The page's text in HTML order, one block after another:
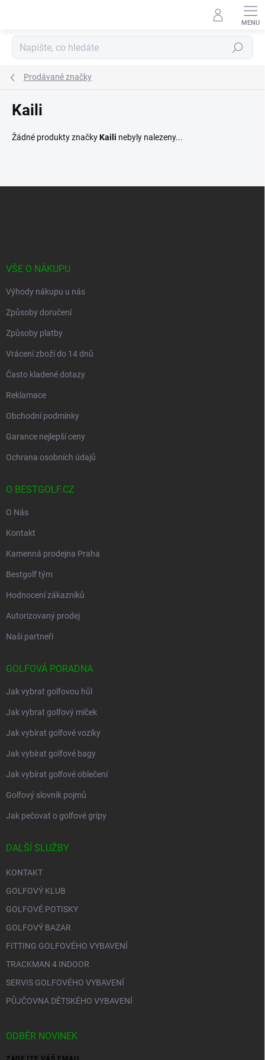
Hledat
Prodávané značky
Kaili
Žádné produkty značkyKaili nebyly nalezeny...
VŠE O NÁKUPU
Výhody nákupu u nás
Způsoby doručení
Způsoby platby
Vrácení zboží do 14 dnů
Často kladené dotazy
Reklamace
Obchodní podmínky
Garance nejlepší ceny
Ochrana osobních údajů
O BESTGOLF.CZ
O Nás
Kontakt
Kamenná prodejna Praha
Bestgolf tým
Hodnocení zákazníků
Autorizovaný prodej
Naši partneři
GOLFOVÁ PORADNA
Jak vybrat golfovou hůl
Jak vybrat golfový míček
Jak vybírat golfové vozíky
Jak vybírat golfové bagy
Jak vybírat golfové oblečení
Golfový slovník pojmů
Jak pečovat o golfové gripy
DALŠÍ SLUŽBY
KONTAKT
GOLFOVÝ KLUB
GOLFOVÉ POTISKY
GOLFOVÝ BAZAR
FITTING GOLFOVÉHO VYBAVENÍ
TRACKMAN 4 INDOOR
SERVIS GOLFOVÉHO VYBAVENÍ
PŮJČOVNA DĚTSKÉHO VYBAVENÍ
ODBĚR NOVINEK